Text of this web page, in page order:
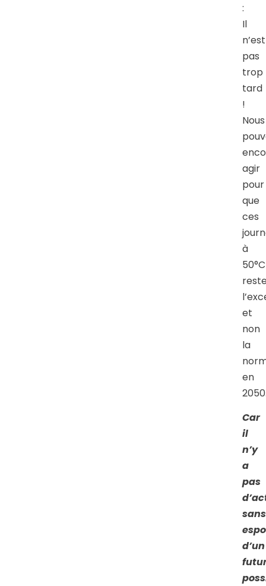
:
Il
n’est
pas
trop
tard
!
Nous
agir
pour
que
ces
à
50°C
et
non
la
en
Car
il
n’y
a
pas
sans
d’un